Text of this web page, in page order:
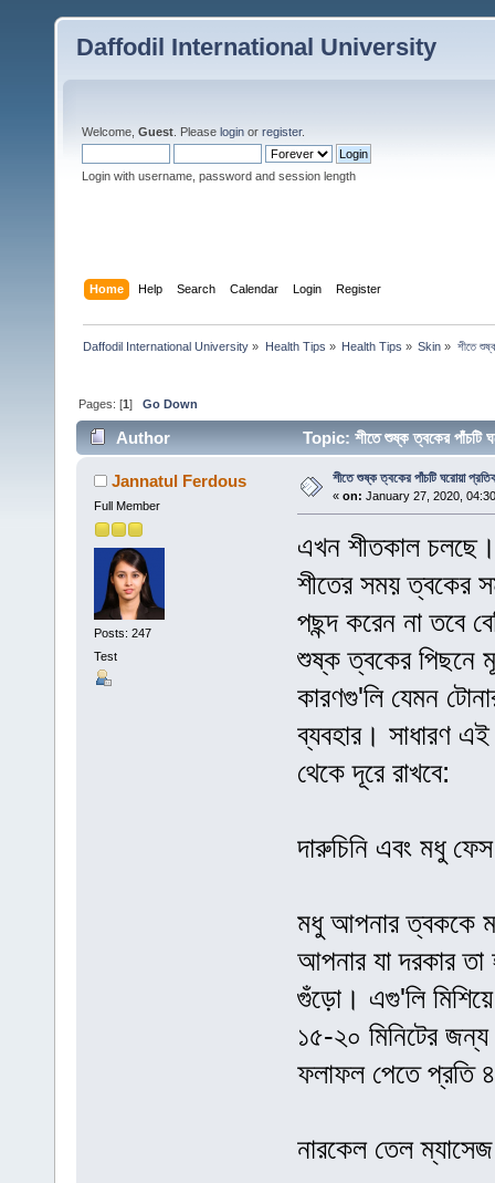
Daffodil International University
Welcome, Guest . Please login or register.
Login with username, password and session length
Home Help Search Calendar Login Register
Daffodil International University » Health Tips » Health Tips » Skin » শীতে
Pages: [1]Go Down
Author Topic: শীতে শুষ্ক ত্বকের
Jannatul Ferdous
Full Member
Posts: 247
Test
শীতে শুষ্ক ত্বকের পাঁচটি ঘরোয়া
« on: January 27, 2020,
এখন শীতকাল চলছে।
শীতের সময় ত্বকের
পছন্দ করেন না তবে
শুষ্ক ত্বকের পিছনে
কারণগু'লি যেমন
ব্যবহার। সাধারণ
থেকে দূরে রাখবে:
দারুচিনি এবং মধু
মধু আপনার ত্বককে
আপনার যা দরকার তা
গুঁড়ো। এগু'লি
১৫-২০ মিনিটের
ফলাফল পেতে প্রতি
নারকেল তেল